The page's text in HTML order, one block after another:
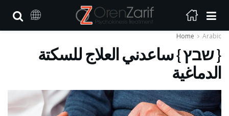
Home Arabic
{ שבץ } ساعدني العلاج للسكتة
الدماغية